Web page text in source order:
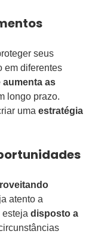
seus
em diferentes
aumenta as
longo prazo.
uma estratégia
atento a
esteja disposto a